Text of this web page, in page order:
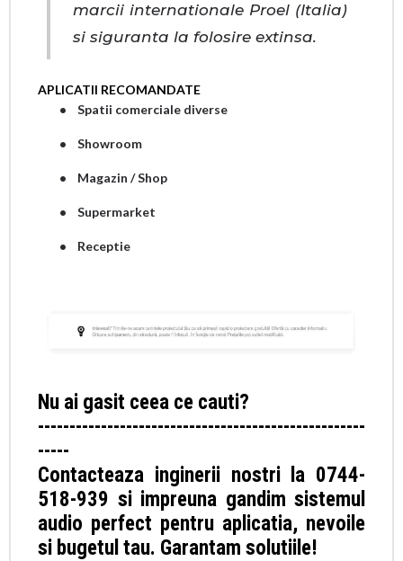
marcii internationale Proel (Italia)
si siguranta la folosire extinsa.
APLICATII RECOMANDATE
• Spatii comerciale diverse
• Showroom
• Magazin / Shop
• Supermarket
• Receptie
Nu ai gasit ceea ce cauti?
----------------------------------------------------
-----
Contacteaza inginerii nostri la 0744-
518-939 si impreuna gandim sistemul
audio perfect pentru aplicatia, nevoile
si bugetul tau. Garantam solutiile!